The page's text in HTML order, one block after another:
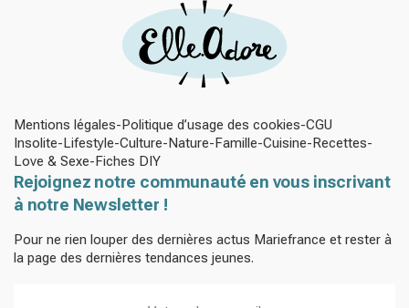
Mentions légales Politique d’usage des cookies CGU
Insolite Lifestyle Culture Nature Famille Cuisine Recettes
Love & Sexe Fiches DIY
Rejoignez notre communauté en vous inscrivant
à notre Newsletter !
Pour ne rien louper des dernières actus Mariefrance et rester à
la page des dernières tendances jeunes.